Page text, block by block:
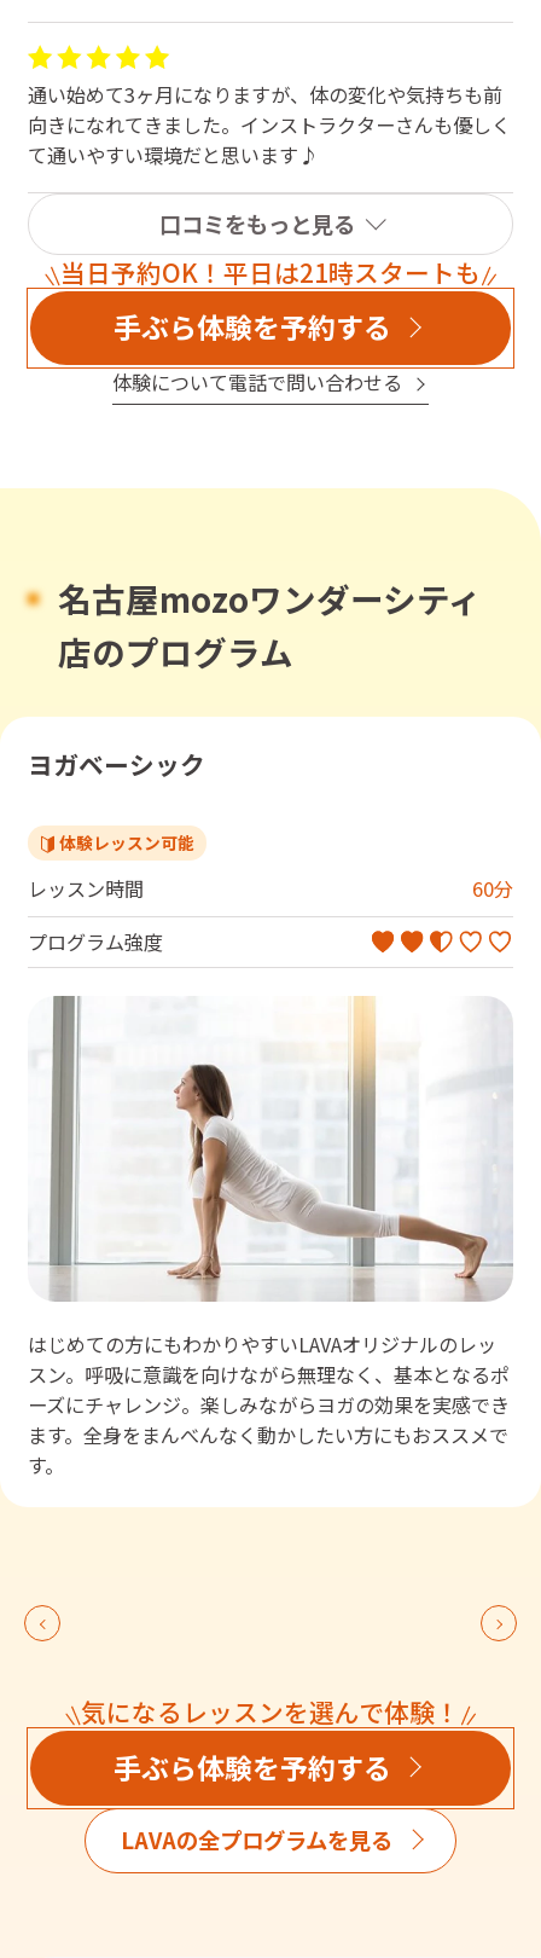
通い始めて3ヶ月になりますが、体の変化や気持ちも前
向きになれてきました。インストラクターさんも優しく
て通いやすい環境だと思います♪
口コミをもっと見る
当日予約OK！平日は21時スタートも
手ぶら体験を予約する
体験について電話で問い合わせる
名古屋mozoワンダーシティ
店のプログラム
ヨガベーシック
体験レッスン可能
レッスン時間 60分
プログラム強度
はじめての方にもわかりやすいLAVAオリジナルのレッ
スン。呼吸に意識を向けながら無理なく、基本となるポ
ーズにチャレンジ。楽しみながらヨガの効果を実感でき
ます。全身をまんべんなく動かしたい方にもおススメで
す。
気になるレッスンを選んで体験！
手ぶら体験を予約する
LAVAの全プログラムを見る